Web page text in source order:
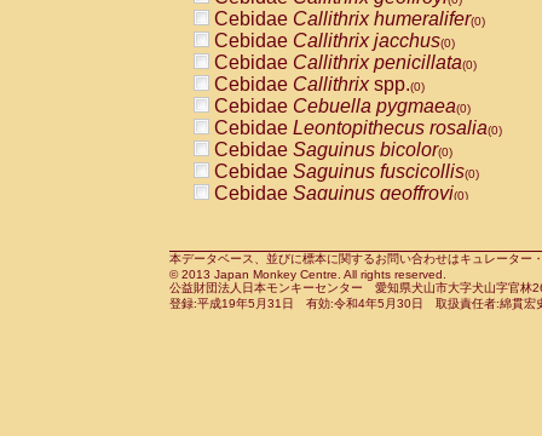
PitheciidaeChiropotes satanas(0)
PitheciidaePithecia monachus
PitheciidaePithecia pithecia(0)
CercopithecidaeCercocebus agilis
CercopithecidaeCercocebus
CercopithecidaeCercocebus
CercopithecidaeCercocebus
CercopithecidaeCercocebus
CercopithecidaeCercocebushybrid
CercopithecidaePapio anubis(0)
CercopithecidaePapio cynocephalus
CercopithecidaePapio hamadryas(0)
Cebidae Callithrix humeralifer(0)
Cebidae Callithrix jacchus(0)
Cebidae Callithrix penicillata(0)
Cebidae Callithrixspp.(0)
Cebidae Cebuella pygmaea(0)
Cebidae Leontopithecus rosalia(0)
Cebidae Saguinus bicolor(0)
Cebidae Saguinus fuscicollis(0)
Cebidae Saguinus geoffroyi(0)
CebidaeSaguinus leucopus(0)
CebidaeSaguinus midas(0)
Cebidae Saguinus mystax(0)
本データベース、並びに標本に関するお問い合わせはキュレータ
© 2013 Japan Monkey Centre. All rights reserved.
公益財団法人日本モンキーセンター 愛知県犬山市大字犬山字官
登録:平成19年5月31日 有効:令和4年5月30日 取扱責任者:綿貫宏